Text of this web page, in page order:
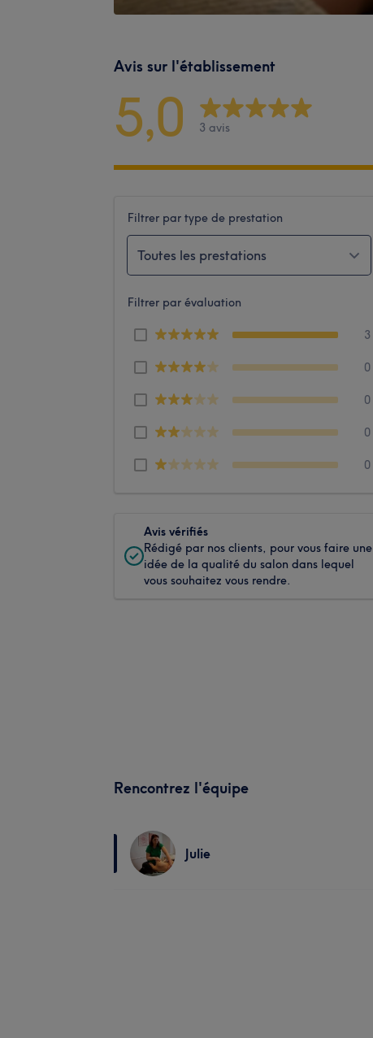
Avis sur l'établissement
5,0 3 avis
Filtrer par type de prestation
Toutes les prestations
Filtrer par évaluation
3
0
0
0
0
Avis vérifiés
Rédigé par nos clients, pour vous faire une
idée de la qualité du salon dans lequel
vous souhaitez vous rendre.
Rencontrez l'équipe
Julie